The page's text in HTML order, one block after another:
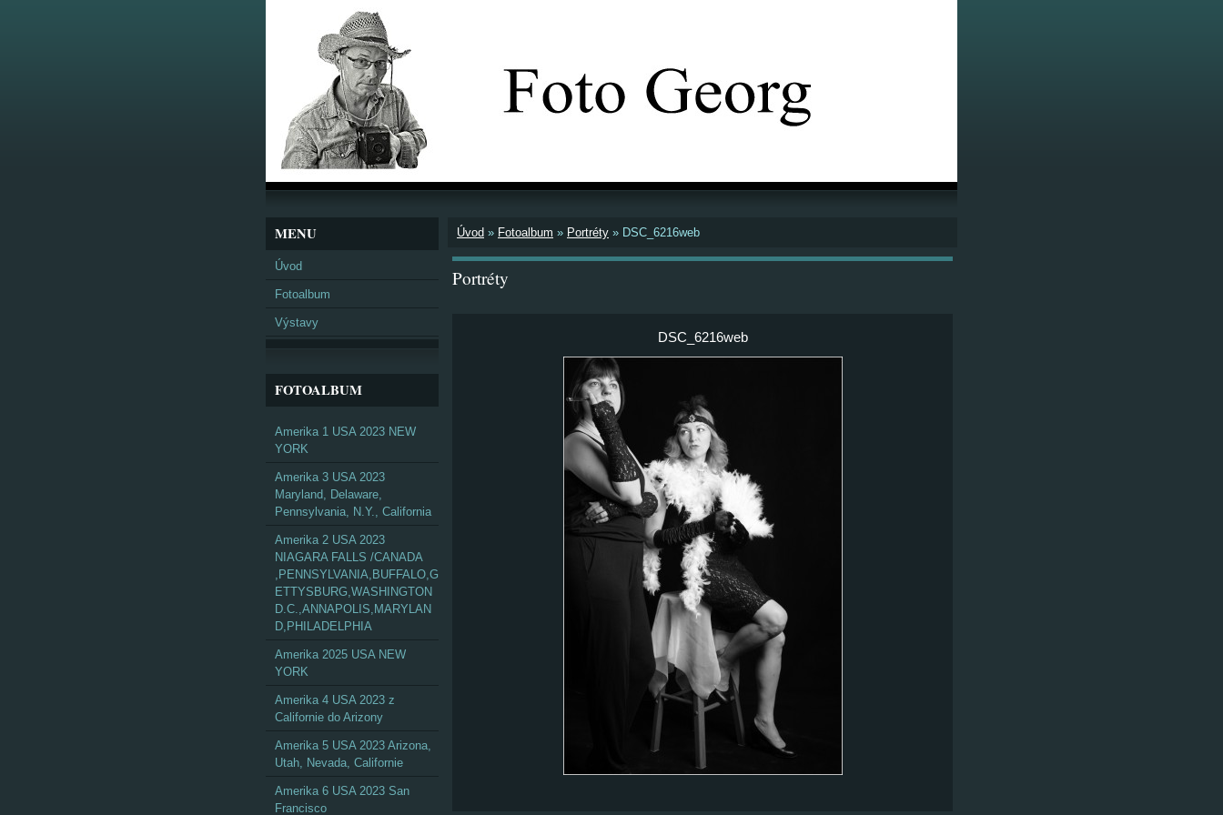
Úvod » Fotoalbum » Portréty » DSC_6216web
Portréty
DSC_6216web
MENU
Úvod
Fotoalbum
Výstavy
FOTOALBUM
Amerika 1 USA 2023 NEW
YORK
Amerika 3 USA 2023
Maryland, Delaware,
Pennsylvania, N.Y., California
Amerika 2 USA 2023
NIAGARA FALLS /CANADA
,PENNSYLVANIA,BUFFALO,G
ETTYSBURG,WASHINGTON
D.C.,ANNAPOLIS,MARYLAN
D,PHILADELPHIA
Amerika 2025 USA NEW
YORK
Amerika 4 USA 2023 z
Californie do Arizony
Amerika 5 USA 2023 Arizona,
Utah, Nevada, Californie
Amerika 6 USA 2023 San
Francisco